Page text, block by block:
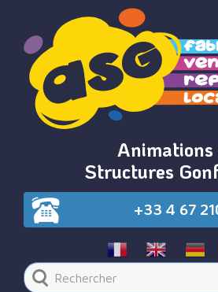
Structures
+33 4 67